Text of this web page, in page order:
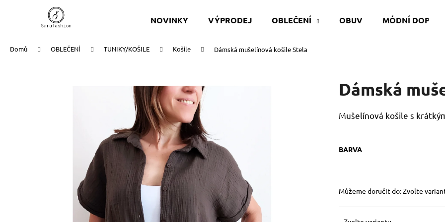
NOVINKY VÝPRODEJ OBLEČENÍ OBUV MÓDNÍ
Domů OBLEČENÍ TUNIKY/KOŠILE Košile Dámská mušelínová košile Stela
Dámská
Mušelínová košile s
BARVA
Můžeme doručit do:Zvolte
Zpět
obchodu
Zpět
obchodu
Co potřebujete najít?
HLEDAT